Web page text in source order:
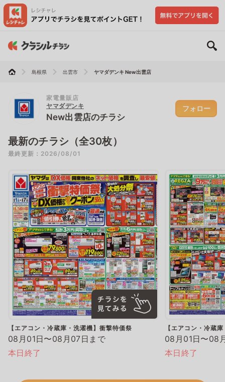
島根県 出雲市 ヤマダデンキ New出雲店
家電量販店
ヤマダデンキ
New出雲店のチラシ
フォロー
最新のチラシ（全30枚）
最終更新：2026/08/01
【エアコン・冷蔵庫・洗濯機】衝撃特価祭
08月01日〜08月07日まで
本日終了
【エアコン・冷蔵
08月01日〜08
本日終了